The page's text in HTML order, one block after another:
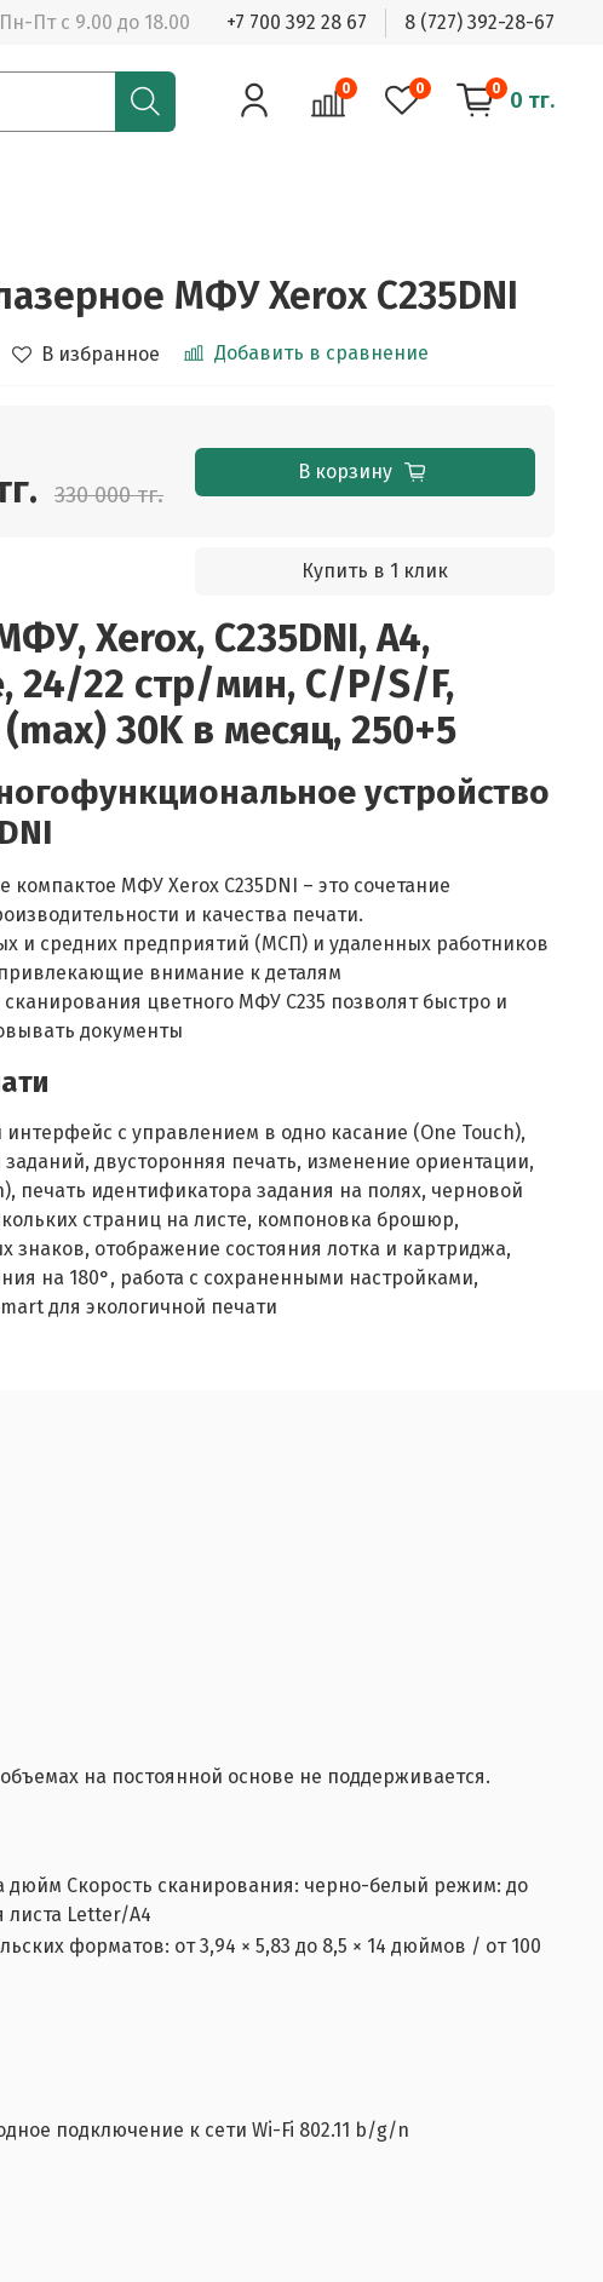
Пн-Пт с 9.00 до 18.00 +7 700 392 28 67 8 (727) 392-28-67
0 0 0 0 тг.
МФУ Xerox C235DNI
В избранное Добавить в сравнение
330 000 тг.
В корзину
Купить в 1 клик
Xerox, C235DNI, A4,
24/22 стр/мин, C/P/S/F,
30K в месяц, 250+5
устройство
компактое МФУ Xerox C235DNI – это сочетание
и качества печати.
и средних предприятий (МСП) и удаленных работников
внимание к деталям
цветного МФУ C235 позволят быстро и
документы
интерфейс с управлением в одно касание (One Touch),
двусторонняя печать, изменение ориентации,
печать идентификатора задания на полях, черновой
страниц на листе, компоновка брошюр,
знаков, отображение состояния лотка и картриджа,
на 180°, работа с сохраненными настройками,
для экологичной печати
на постоянной основе не поддерживается.
Скорость сканирования: черно-белый режим: до
листа Letter/A4
форматов: от 3,94 × 5,83 до 8,5 × 14 дюймов / от 100
подключение к сети Wi-Fi 802.11 b/g/n